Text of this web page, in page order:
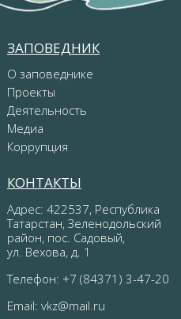
ЗАПОВЕДНИК
О заповеднике
Проекты
Деятельность
Медиа
Коррупция
КОНТАКТЫ
Адрес: 422537, Республика
Татарстан, Зеленодольский
район, пос. Садовый,
ул. Вехова, д. 1
Телефон: +7 (84371) 3-47-20
Email: vkz@mail.ru